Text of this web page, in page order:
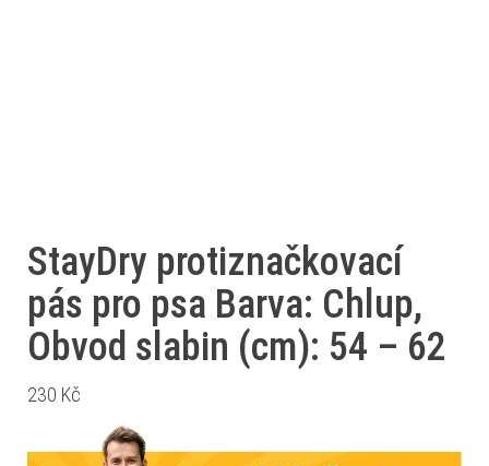
StayDry protiznačkovací
pás pro psa Barva: Chlup,
Obvod slabin (cm): 54 – 62
230 Kč